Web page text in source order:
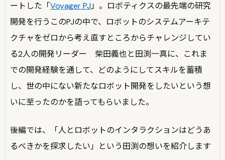
ートした「Voyager PJ」。ロボティクスの最先端の研究
開発を行うこのPJの中で、ロボットのシステムアーキテ
クチャをゼロから考え直すところからチャレンジしてい
る2人の開発リーダー 柴田義也と田渕一真に、これま
での開発経験を通して、どのようにしてスキルを蓄積
し、世の中にない新たなロボット開発をしたいという想
いに至ったのかを語ってもらいました。
後編では、「人とロボットのインタラクションはどうあ
るべきかを探求したい」という田渕の想いを紹介します